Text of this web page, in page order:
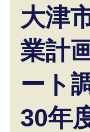
大津
業計
ート
30年